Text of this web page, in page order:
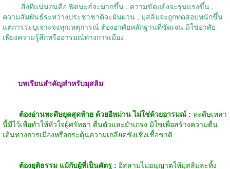
สิ่งที่แน่นอนคือ ฟิตนะฮ์จะมากขึ้น , ความขัดแย้งจะรุนแรงขึ้น ,
ความสัมพันธ์ระหว่างประชาชาติจะผันผวน , มุสลิมจะถูกทดสอบหนักขึ้น
แต่การระบุเจาะจงทุกเหตุการณ์ ต้องอาศัยหลักฐานที่ชัดเจน มิใช่อาศัย
เพียงความรู้สึกหรืออารมณ์ทางการเมือง
บทเรียนสำคัญสำหรับมุสลิม
ต้องอ่านหะดีษยุคสุดท้าย ด้วยอีหม่าน ไม่ใช่ด้วยอารมณ์ : หะดีษเหล่า
นี้มีไว้เพื่อทำให้หัวใจผู้ศรัทธา ตื่นตัวและยำเกรง มิใช่เพื่อสร้างความตื่น
เต้นทางการเมืองหรือกระตุ้นความเกลียดชังเชิงเชื้อชาติ
ต้องยุติธรรม แม้กับผู้ที่เป็นศัตรู : อิสลามไม่อนุญาตให้มุสลิมละทิ้ง